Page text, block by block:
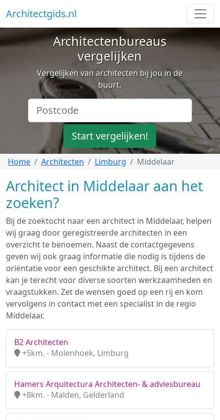
Architectgids.nl
Architectenbureaus
vergelijken
Vergelijken van architecten bij jou in de
buurt.
Start vergelijken!
Home Architecten Limburg Middelaar
Architect in Middelaar aan het
zoeken?
Bij de zoektocht naar een architect in Middelaar, helpen
wij graag door geregistreerde architecten in een
overzicht te benoemen. Naast de contactgegevens
geven wij ook graag informatie die nodig is tijdens de
oriëntatie voor een geschikte architect. Bij een architect
kan je terecht voor diverse soorten werkzaamheden en
vraagstukken. Zet de wensen goed op een rij en kom
vervolgens in contact met een specialist in de regio
Middelaar.
B2 Architecten
+5km. - Molenhoek, Limburg
Hamers Arquitectura Architecten- & adviesbureau
+8km. - Malden, Gelderland